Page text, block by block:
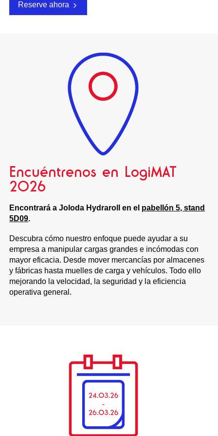
Reserve ahora
Encuéntrenos en LogiMAT
2026
Encontrará a Joloda Hydraroll en el pabellón 5, stand
5D09.
Descubra cómo nuestro enfoque puede ayudar a su
empresa a manipular cargas grandes e incómodas con
mayor eficacia. Desde mover mercancías por almacenes
y fábricas hasta muelles de carga y vehículos. Todo ello
mejorando la velocidad, la seguridad y la eficiencia
operativa general.